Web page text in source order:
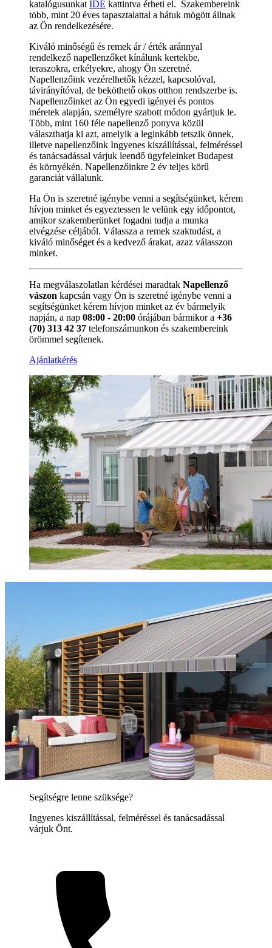
katalógusunkat IDE kattintva érheti el. Szakembereink
több, mint 20 éves tapasztalattal a hátuk mögött állnak
az Ön rendelkezésére.
Kiváló minőségű és remek ár / érték aránnyal
rendelkező napellenzőket kínálunk kertekbe,
teraszokra, erkélyekre, ahogy Ön szeretné.
Napellenzőink vezérelhetők kézzel, kapcsolóval,
távirányítóval, de beköthető okos otthon rendszerbe is.
Napellenzőinket az Ön egyedi igényei és pontos
méretek alapján, személyre szabott módon gyártjuk le.
Több, mint 160 féle napellenző ponyva közül
választhatja ki azt, amelyik a leginkább tetszik önnek,
illetve napellenzőink Ingyenes kiszállítással, felméréssel
és tanácsadással várjuk leendő ügyfeleinket Budapest
és környékén. Napellenzőinkre 2 év teljes körű
garanciát vállalunk.
Ha Ön is szeretné igénybe venni a segítségünket, kérem
hívjon minket és egyeztessen le velünk egy időpontot,
amikor szakemberünket fogadni tudja a munka
elvégzése céljából. Válassza a remek szaktudást, a
kiváló minőséget és a kedvező árakat, azaz válasszon
minket.
Ha megválaszolatlan kérdései maradtak Napellenző
vászon kapcsán vagy Ön is szeretné igénybe venni a
segítségünket kérem hívjon minket az év bármelyik
napján, a nap 08:00 - 20:00 órájában bármikor a +36
(70) 313 42 37 telefonszámunkon és szakembereink
örömmel segítenek.
Ajánlatkérés
Segítségre lenne szüksége?
Ingyenes kiszállítással, felméréssel és tanácsadással
várjuk Önt.